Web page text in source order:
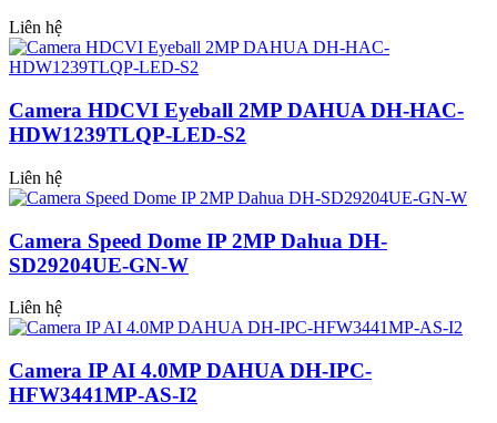
Liên hệ
Camera HDCVI Eyeball 2MP DAHUA DH-HAC-
HDW1239TLQP-LED-S2
Liên hệ
Camera Speed Dome IP 2MP Dahua DH-
SD29204UE-GN-W
Liên hệ
Camera IP AI 4.0MP DAHUA DH-IPC-
HFW3441MP-AS-I2